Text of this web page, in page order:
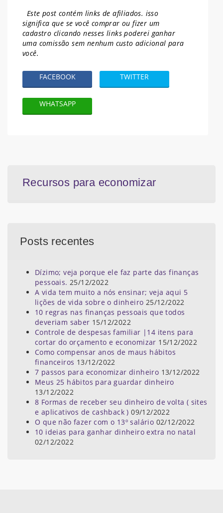
Este post contém links de afiliados. isso
significa que se você comprar ou fizer um
cadastro clicando nesses links poderei ganhar
uma comissão sem nenhum custo adicional para
você.
FACEBOOK TWITTER
WHATSAPP
Recursos para economizar
Posts recentes
Dízimo; veja porque ele faz parte das finanças
pessoais. 25/12/2022
A vida tem muito a nós ensinar; veja aqui 5
lições de vida sobre o dinheiro 25/12/2022
10 regras nas finanças pessoais que todos
deveriam saber 15/12/2022
Controle de despesas familiar |14 itens para
cortar do orçamento e economizar 15/12/2022
Como compensar anos de maus hábitos
financeiros 13/12/2022
7 passos para economizar dinheiro 13/12/2022
Meus 25 hábitos para guardar dinheiro
13/12/2022
8 Formas de receber seu dinheiro de volta ( sites
e aplicativos de cashback ) 09/12/2022
O que não fazer com o 13º salário 02/12/2022
10 ideias para ganhar dinheiro extra no natal
02/12/2022